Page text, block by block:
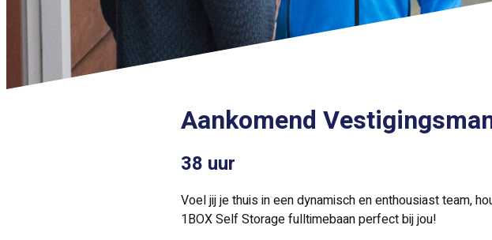
Aankomend
38 uur
Voel jij je thuis in een dynamisch en enthousiast team,
1BOX Self Storage fulltimebaan perfect bij jou!